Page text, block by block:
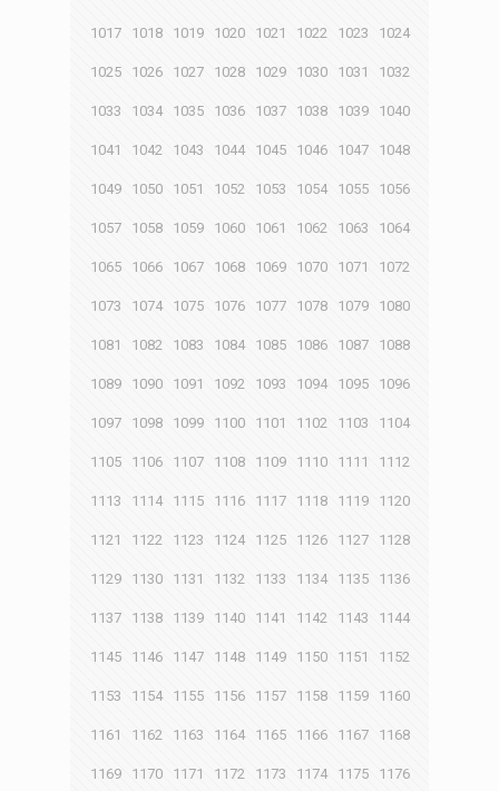
1017 1018 1019 1020 1021 1022 1023 1024
1025 1026 1027 1028 1029 1030 1031 1032
1033 1034 1035 1036 1037 1038 1039 1040
1041 1042 1043 1044 1045 1046 1047 1048
1049 1050 1051 1052 1053 1054 1055 1056
1057 1058 1059 1060 1061 1062 1063 1064
1065 1066 1067 1068 1069 1070 1071 1072
1073 1074 1075 1076 1077 1078 1079 1080
1081 1082 1083 1084 1085 1086 1087 1088
1089 1090 1091 1092 1093 1094 1095 1096
1097 1098 1099 1100 1101 1102 1103 1104
1105 1106 1107 1108 1109 1110 1111 1112
1113 1114 1115 1116 1117 1118 1119 1120
1121 1122 1123 1124 1125 1126 1127 1128
1129 1130 1131 1132 1133 1134 1135 1136
1137 1138 1139 1140 1141 1142 1143 1144
1145 1146 1147 1148 1149 1150 1151 1152
1153 1154 1155 1156 1157 1158 1159 1160
1161 1162 1163 1164 1165 1166 1167 1168
1169 1170 1171 1172 1173 1174 1175 1176